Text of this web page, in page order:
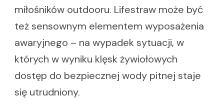
miłośników outdooru. Lifestraw może być
też sensownym elementem wyposażenia
awaryjnego – na wypadek sytuacji, w
których w wyniku klęsk żywiołowych
dostęp do bezpiecznej wody pitnej staje
się utrudniony.